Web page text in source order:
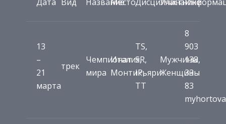
13
–
21
марта
трек
Чемпионат
мира
Италия,
Монтикьяри
TS,
SR,
IP,
TT
Мужчины,
Женщины
8
903
138
33
83